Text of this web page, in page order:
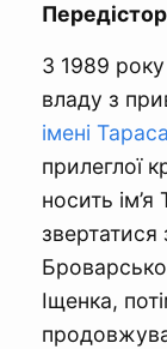
З 1989
владу з
імені
прилеглої
носить
Іщенка,